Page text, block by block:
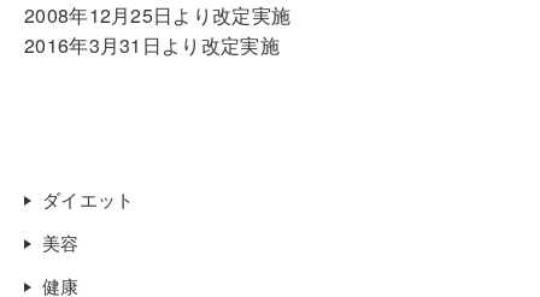
2008年12月25日より改定実施
2016年3月31日より改定実施
ダイエット
美容
健康